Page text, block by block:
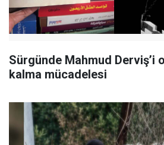
Sürgünde Mahmud Derviş’i
kalma mücadelesi